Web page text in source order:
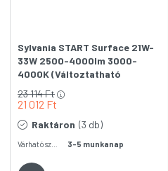
Sylvania START Surface 21W-
33W 2500-4000lm 3000-
4000K (Változtatható
IP54 LED-es fali-mennyezeti
21 012 Ft
23 114Ft
Raktáron (3 db)
3-5 munkanap